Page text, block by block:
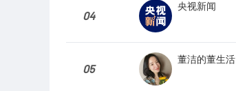
04
央视新闻
05
董洁的董生活